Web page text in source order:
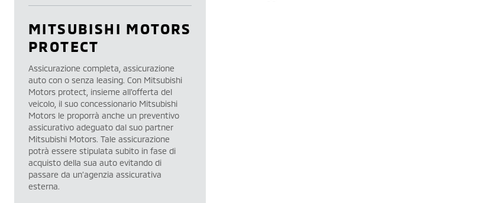
MITSUBISHI MOTORS
PROTECT
Assicurazione completa, assicurazione
auto con o senza leasing. Con Mitsubishi
Motors protect, insieme all’offerta del
veicolo, il suo concessionario Mitsubishi
Motors le proporrà anche un preventivo
assicurativo adeguato dal suo partner
Mitsubishi Motors. Tale assicurazione
potrà essere stipulata subito in fase di
acquisto della sua auto evitando di
passare da un’agenzia assicurativa
esterna.